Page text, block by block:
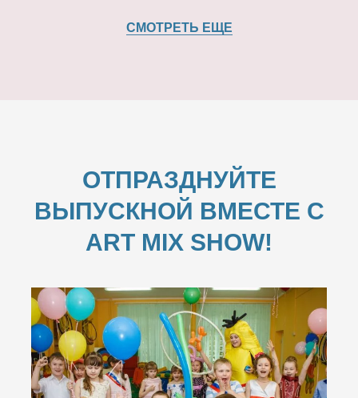
СМОТРЕТЬ ЕЩЕ
ОТПРАЗДНУЙТЕ
ВЫПУСКНОЙ ВМЕСТЕ С
ART MIX SHOW!